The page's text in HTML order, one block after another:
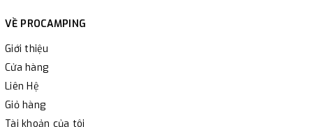
VỀ PROCAMPING
Giới thiệu
Cửa hàng
Liên Hệ
Giỏ hàng
Tài khoản của tôi